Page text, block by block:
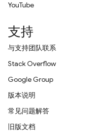
YouTube
支持
与支持团队联系
Stack Overflow
Google Group
版本说明
常见问题解答
旧版文档